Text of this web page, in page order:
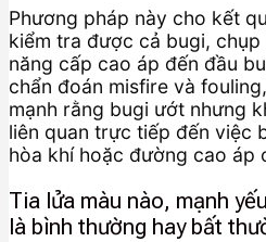
Phương pháp này cho kết
kiểm tra được cả bugi,
năng cấp cao áp đến đầu
chẩn đoán misfire và
mạnh rằng bugi ướt nhưng
liên quan trực tiếp đến việc
hòa khí hoặc đường cao áp
Tia lửa màu nào, mạnh
là bình thường hay bất